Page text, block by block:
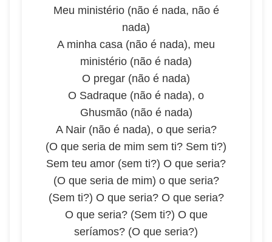
Meu ministério (não é nada, não é
nada)
A minha casa (não é nada), meu
ministério (não é nada)
O pregar (não é nada)
O Sadraque (não é nada), o
Ghusmão (não é nada)
A Nair (não é nada), o que seria?
(O que seria de mim sem ti? Sem ti?)
Sem teu amor (sem ti?) O que seria?
(O que seria de mim) o que seria?
(Sem ti?) O que seria? O que seria?
O que seria? (Sem ti?) O que
seríamos? (O que seria?)